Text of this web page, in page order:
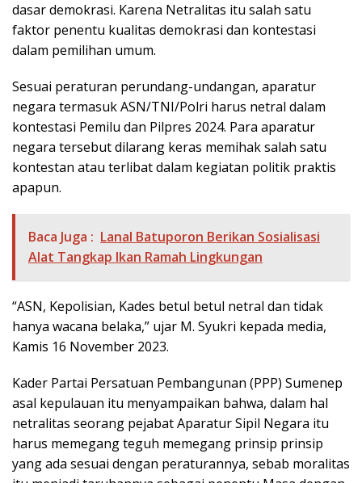
dasar demokrasi. Karena Netralitas itu salah satu
faktor penentu kualitas demokrasi dan kontestasi
dalam pemilihan umum.
Sesuai peraturan perundang-undangan, aparatur
negara termasuk ASN/TNI/Polri harus netral dalam
kontestasi Pemilu dan Pilpres 2024. Para aparatur
negara tersebut dilarang keras memihak salah satu
kontestan atau terlibat dalam kegiatan politik praktis
apapun.
Baca Juga : Lanal Batuporon Berikan Sosialisasi
Alat Tangkap Ikan Ramah Lingkungan
“ASN, Kepolisian, Kades betul betul netral dan tidak
hanya wacana belaka,” ujar M. Syukri kepada media,
Kamis 16 November 2023.
Kader Partai Persatuan Pembangunan (PPP) Sumenep
asal kepulauan itu menyampaikan bahwa, dalam hal
netralitas seorang pejabat Aparatur Sipil Negara itu
harus memegang teguh memegang prinsip prinsip
yang ada sesuai dengan peraturannya, sebab moralitas